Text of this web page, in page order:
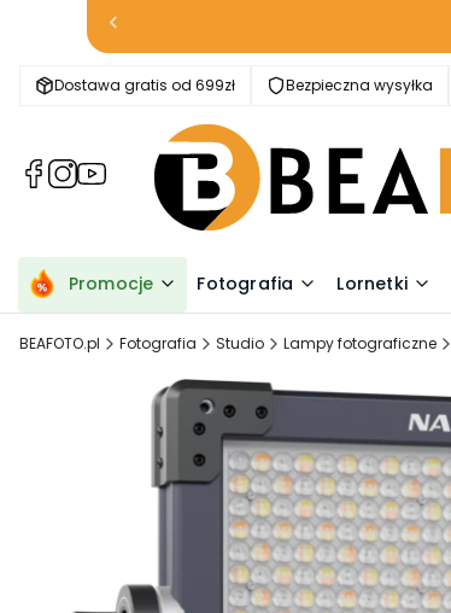
Dostawa gratis od 699zł Bezpieczna wysyłka
(Otwiera
karcie)
(Otwiera
karcie)
(Otwiera
karcie)
Promocje Fotografia Lornetki
BEAFOTO.pl Fotografia Studio Lampy fotograficzne